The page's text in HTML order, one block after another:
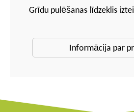
Grīdu pulēšanas līdzeklis
Informācija par